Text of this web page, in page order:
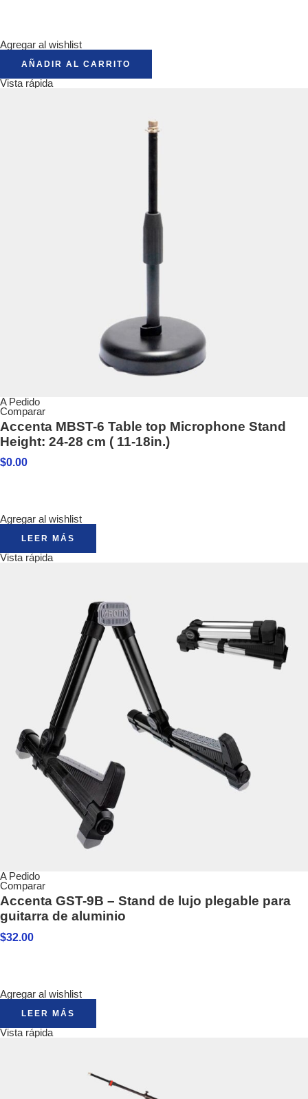
Agregar al wishlist
AÑADIR AL CARRITO
Vista rápida
A Pedido
Comparar
Accenta MBST-6 Table top Microphone Stand
Height: 24-28 cm ( 11-18in.)
$0.00
Agregar al wishlist
LEER MÁS
Vista rápida
A Pedido
Comparar
Accenta GST-9B – Stand de lujo plegable para
guitarra de aluminio
$32.00
Agregar al wishlist
LEER MÁS
Vista rápida